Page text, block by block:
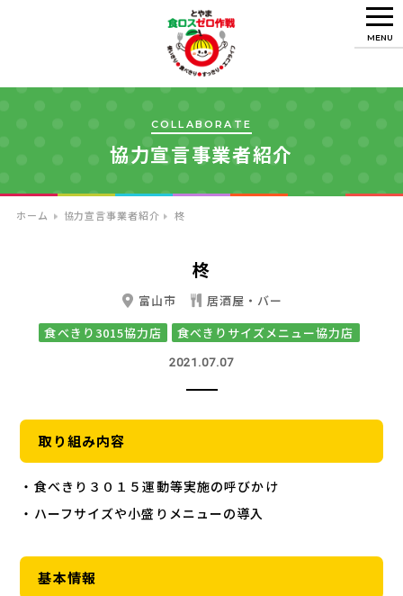
MENU
COLLABORATE
協力宣言事業者紹介
ホーム 協力宣言事業者紹介 柊
柊
富山市
居酒屋・バー
食べきり3015協力店
食べきりサイズメニュー協力店
2021.07.07
取り組み内容
・食べきり３０１５運動等実施の呼びかけ
・ハーフサイズや小盛りメニューの導入
基本情報